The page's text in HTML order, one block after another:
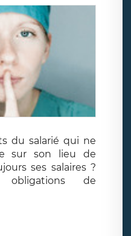
du salarié qui ne
sur son lieu de
ses salaires ?
de